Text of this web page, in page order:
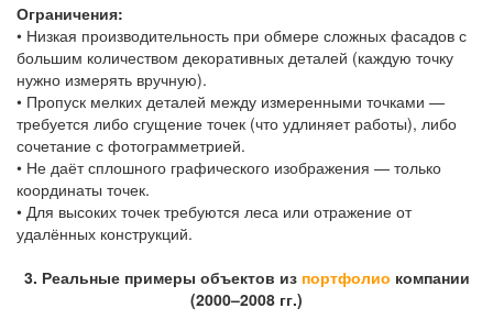
Ограничения:
• Низкая производительность при обмере сложных фасадов с
большим количеством декоративных деталей (каждую точку
нужно измерять вручную).
• Пропуск мелких деталей между измеренными точками —
требуется либо сгущение точек (что удлиняет работы), либо
сочетание с фотограмметрией.
• Не даёт сплошного графического изображения — только
координаты точек.
• Для высоких точек требуются леса или отражение от
удалённых конструкций.
3. Реальные примеры объектов из портфолио компании
(2000–2008 гг.)